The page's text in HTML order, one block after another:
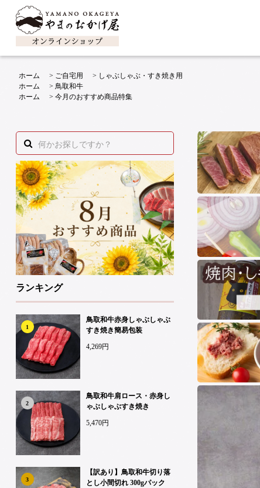
ホーム > ご自宅用 > しゃぶしゃぶ・すき焼き用
ホーム
> 鳥取和牛
ホーム
> 今月のおすすめ商品特集
ランキング
1
鳥取和牛赤身しゃぶしゃぶ
すき焼き簡易包装
4,269円
2
鳥取和牛肩ロース・赤身し
ゃぶしゃぶすき焼き
5,470円
3
【訳あり】鳥取和牛切り落
とし小間切れ 300gパック